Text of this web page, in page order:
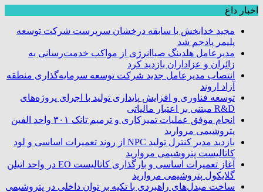
اخبار داغ
مجید خدابخش با سابقه درخشان سرپرست شرکت توسعه
پلیمر پادجم شد
مدیرعامل هلدینگ صباانرژی از مواکب خدمت‌رسانی به
زائران و عزاداران بازدید کرد
انتصاب مدیرعامل جدید شرکت توسعه سرمایه‌گذاری منطقه
آزاد اروند
توسعه فناوری و افزایش پایداری تولید با اجرای پروژه‌های
R&D مبتنی بر اعتبار مالیاتی
انجام موفق عملیات تمیزکاری و ترمیم تانک ۳۰۱ واحد الفین
پتروشیمی مروارید
بازدید مدیر کنترل تولید NPC از روند تعمیرات اساسی و لود
کاتالیست پتروشیمی مروارید
آغاز تعمیرات اساسی و بارگذاری کاتالیست EO در واحد اتیلن
گلایکول پتروشیمی مروارید
ساخت مبدل‌های راهبردی با تکیه بر توان داخلی در پتروشیمی